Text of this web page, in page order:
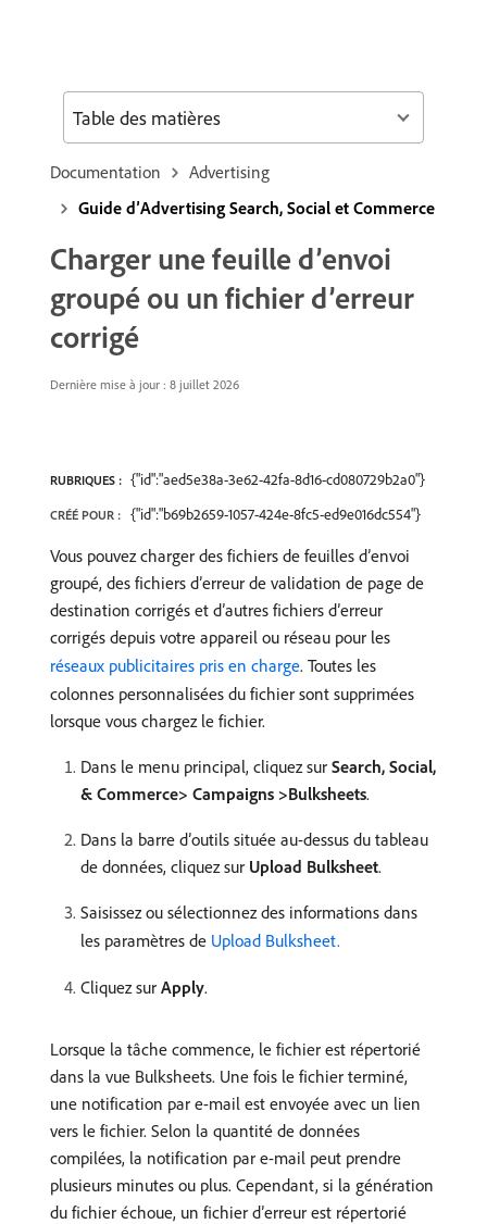
Documentation
Advertising
Guide d’Advertising Search, Social et Commerce
Charger une feuille d’envoi
groupé ou un fichier d’erreur
corrigé
Dernière mise à jour : 8 juillet 2026
RUBRIQUES : {"id":"aed5e38a-3e62-42fa-8d16-cd080729b2a0"}
CRÉÉ POUR : {"id":"b69b2659-1057-424e-8fc5-ed9e016dc554"}
Vous pouvez charger des fichiers de feuilles d’envoi
groupé, des fichiers d’erreur de validation de page de
destination corrigés et d’autres fichiers d’erreur
corrigés depuis votre appareil ou réseau pour les
réseaux publicitaires pris en charge. Toutes les
colonnes personnalisées du fichier sont supprimées
lorsque vous chargez le fichier.
Dans le menu principal, cliquez sur Search, Social,
& Commerce> Campaigns >Bulksheets.
Dans la barre d’outils située au-dessus du tableau
de données, cliquez sur Upload Bulksheet.
Saisissez ou sélectionnez des informations dans
les paramètres de Upload Bulksheet.
Cliquez sur Apply.
Lorsque la tâche commence, le fichier est répertorié
dans la vue Bulksheets. Une fois le fichier terminé,
une notification par e-mail est envoyée avec un lien
vers le fichier. Selon la quantité de données
compilées, la notification par e-mail peut prendre
plusieurs minutes ou plus. Cependant, si la génération
du fichier échoue, un fichier d’erreur est répertorié
Table des matières